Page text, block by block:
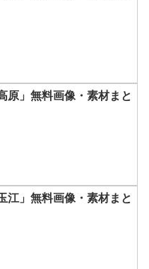
原」無料画像・素材まと
江」無料画像・素材まと